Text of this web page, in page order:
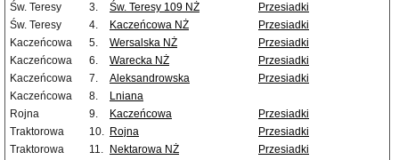
Św. Teresy
3. Św. Teresy 109 NŻ
Przesiadki
Św. Teresy
4. Kaczeńcowa NŻ
Przesiadki
Kaczeńcowa
5. Wersalska NŻ
Przesiadki
Kaczeńcowa
6. Warecka NŻ
Przesiadki
Kaczeńcowa
7. Aleksandrowska
Przesiadki
Kaczeńcowa
8.
Lniana
Rojna
9. Kaczeńcowa
Przesiadki
Traktorowa
10. Rojna
Przesiadki
Traktorowa
11. Nektarowa NŻ
Przesiadki